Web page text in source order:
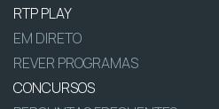
RTP PLAY
EM DIRETO
REVER PROGRAMAS
CONCURSOS